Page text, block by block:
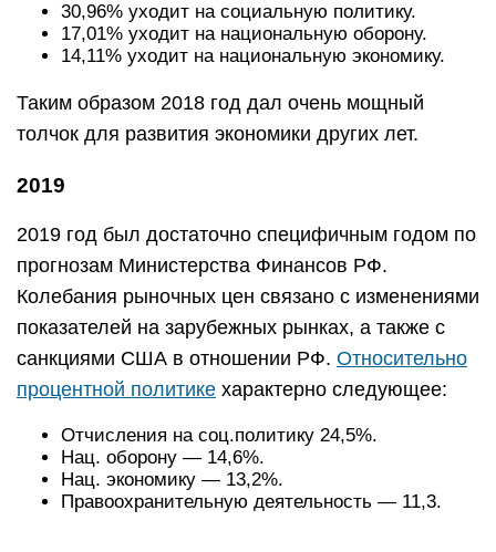
30,96% уходит на социальную политику.
17,01% уходит на национальную оборону.
14,11% уходит на национальную экономику.
Таким образом 2018 год дал очень мощный
толчок для развития экономики других лет.
2019
2019 год был достаточно специфичным годом по
прогнозам Министерства Финансов РФ.
Колебания рыночных цен связано с изменениями
показателей на зарубежных рынках, а также с
санкциями США в отношении РФ. Относительно
процентной политике характерно следующее:
Отчисления на соц.политику 24,5%.
Нац. оборону — 14,6%.
Нац. экономику — 13,2%.
Правоохранительную деятельность — 11,3.